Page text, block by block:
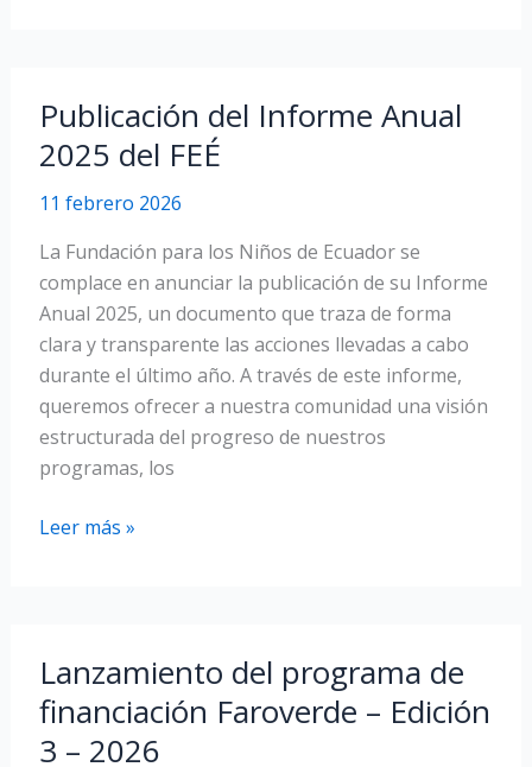
historias
que
Publicación del Informe Anual
2025 del FEÉ
11 febrero 2026
La Fundación para los Niños de Ecuador se
complace en anunciar la publicación de su Informe
Anual 2025, un documento que traza de forma
clara y transparente las acciones llevadas a cabo
durante el último año. A través de este informe,
queremos ofrecer a nuestra comunidad una visión
estructurada del progreso de nuestros
programas, los
Publicación
del
FEÉ
Leer más »
Lanzamiento del programa de
financiación Faroverde – Edición
3 – 2026